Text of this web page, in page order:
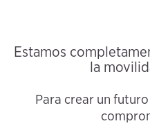
Estamos
la
Para crear un